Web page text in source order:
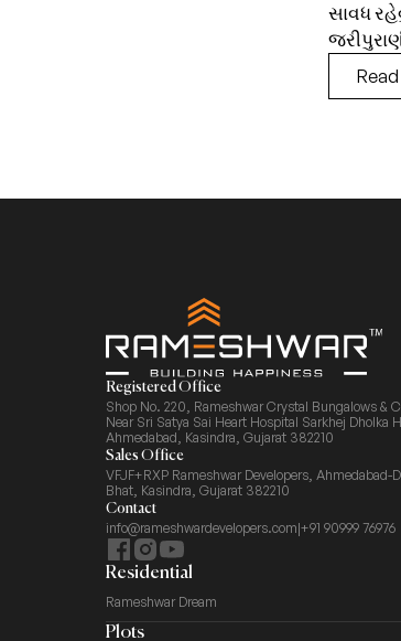
સાવધ
Registered Office
Shop No. 220, Rameshwar Crystal Bungalows &
Near Sri Satya Sai Heart Hospital Sarkhej Dholka
Ahmedabad, Kasindra, Gujarat 382210
Sales Office
VFJF+RXP Rameshwar Developers, Ahmedabad-
Bhat, Kasindra, Gujarat 382210
Contact
info@rameshwardevelopers.com|+91 90999 76976
Residential
Rameshwar Dream
Plots